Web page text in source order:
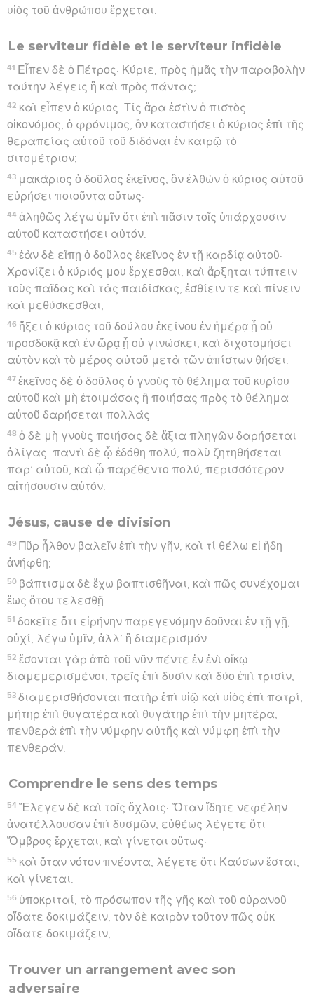
υἱὸς τοῦ ἀνθρώπου ἔρχεται.
Le serviteur fidèle et le serviteur infidèle
41 Εἶπεν δὲ ὁ Πέτρος· Κύριε, πρὸς ἡμᾶς τὴν παραβολὴν
ταύτην λέγεις ἢ καὶ πρὸς πάντας;
42 καὶ εἶπεν ὁ κύριος· Τίς ἄρα ἐστὶν ὁ πιστὸς
οἰκονόμος, ὁ φρόνιμος, ὃν καταστήσει ὁ κύριος ἐπὶ τῆς
θεραπείας αὐτοῦ τοῦ διδόναι ἐν καιρῷ τὸ
σιτομέτριον;
43 μακάριος ὁ δοῦλος ἐκεῖνος, ὃν ἐλθὼν ὁ κύριος αὐτοῦ
εὑρήσει ποιοῦντα οὕτως·
44 ἀληθῶς λέγω ὑμῖν ὅτι ἐπὶ πᾶσιν τοῖς ὑπάρχουσιν
αὐτοῦ καταστήσει αὐτόν.
45 ἐὰν δὲ εἴπῃ ὁ δοῦλος ἐκεῖνος ἐν τῇ καρδίᾳ αὐτοῦ·
Χρονίζει ὁ κύριός μου ἔρχεσθαι, καὶ ἄρξηται τύπτειν
τοὺς παῖδας καὶ τὰς παιδίσκας, ἐσθίειν τε καὶ πίνειν
καὶ μεθύσκεσθαι,
46 ἥξει ὁ κύριος τοῦ δούλου ἐκείνου ἐν ἡμέρᾳ ᾗ οὐ
προσδοκᾷ καὶ ἐν ὥρᾳ ᾗ οὐ γινώσκει, καὶ διχοτομήσει
αὐτὸν καὶ τὸ μέρος αὐτοῦ μετὰ τῶν ἀπίστων θήσει.
47 ἐκεῖνος δὲ ὁ δοῦλος ὁ γνοὺς τὸ θέλημα τοῦ κυρίου
αὐτοῦ καὶ μὴ ἑτοιμάσας ἢ ποιήσας πρὸς τὸ θέλημα
αὐτοῦ δαρήσεται πολλάς·
48 ὁ δὲ μὴ γνοὺς ποιήσας δὲ ἄξια πληγῶν δαρήσεται
ὀλίγας. παντὶ δὲ ᾧ ἐδόθη πολύ, πολὺ ζητηθήσεται
παρ’ αὐτοῦ, καὶ ᾧ παρέθεντο πολύ, περισσότερον
αἰτήσουσιν αὐτόν.
Jésus, cause de division
49 Πῦρ ἦλθον βαλεῖν ἐπὶ τὴν γῆν, καὶ τί θέλω εἰ ἤδη
ἀνήφθη;
50 βάπτισμα δὲ ἔχω βαπτισθῆναι, καὶ πῶς συνέχομαι
ἕως ὅτου τελεσθῇ.
51 δοκεῖτε ὅτι εἰρήνην παρεγενόμην δοῦναι ἐν τῇ γῇ;
οὐχί, λέγω ὑμῖν, ἀλλ’ ἢ διαμερισμόν.
52 ἔσονται γὰρ ἀπὸ τοῦ νῦν πέντε ἐν ἑνὶ οἴκῳ
διαμεμερισμένοι, τρεῖς ἐπὶ δυσὶν καὶ δύο ἐπὶ τρισίν,
53 διαμερισθήσονται πατὴρ ἐπὶ υἱῷ καὶ υἱὸς ἐπὶ πατρί,
μήτηρ ἐπὶ θυγατέρα καὶ θυγάτηρ ἐπὶ τὴν μητέρα,
πενθερὰ ἐπὶ τὴν νύμφην αὐτῆς καὶ νύμφη ἐπὶ τὴν
πενθεράν.
Comprendre le sens des temps
54 Ἔλεγεν δὲ καὶ τοῖς ὄχλοις· Ὅταν ἴδητε νεφέλην
ἀνατέλλουσαν ἐπὶ δυσμῶν, εὐθέως λέγετε ὅτι
Ὄμβρος ἔρχεται, καὶ γίνεται οὕτως·
55 καὶ ὅταν νότον πνέοντα, λέγετε ὅτι Καύσων ἔσται,
καὶ γίνεται.
56 ὑποκριταί, τὸ πρόσωπον τῆς γῆς καὶ τοῦ οὐρανοῦ
οἴδατε δοκιμάζειν, τὸν δὲ καιρὸν τοῦτον πῶς οὐκ
οἴδατε δοκιμάζειν;
Trouver un arrangement avec son
adversaire